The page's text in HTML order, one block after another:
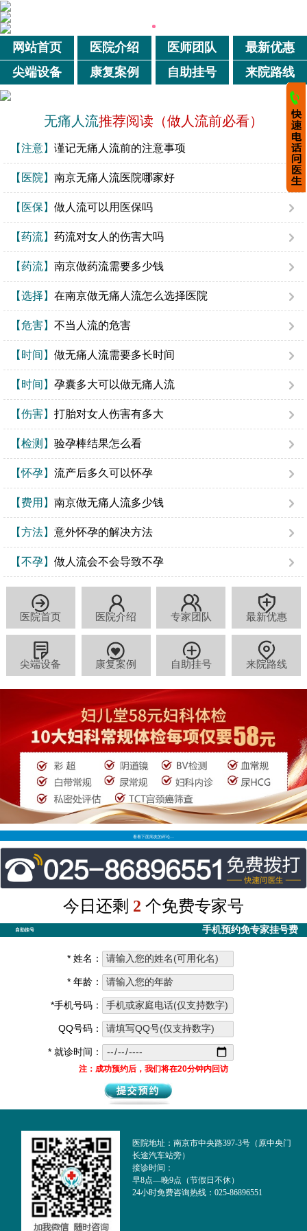
网站首页 医院介绍 医师团队
最新优惠
尖端设备
康复案例 自助挂号 来院路线
无痛人流推荐阅读（做人流前必看）
【注意】 谨记无痛人流前的注意事项
【医院】 南京无痛人流医院哪家好
【医保】 做人流可以用医保吗
【药流】 药流对女人的伤害大吗
【药流】 南京做药流需要多少钱
【选择】 在南京做无痛人流怎么选择医院
【危害】 不当人流的危害
【时间】 做无痛人流需要多长时间
【时间】 孕囊多大可以做无痛人流
【伤害】 打胎对女人伤害有多大
【检测】 验孕棒结果怎么看
【怀孕】 流产后多久可以怀孕
【费用】 南京做无痛人流多少钱
【方法】 意外怀孕的解决方法
【不孕】 做人流会不会导致不孕
医院首页 医院介绍 专家团队 最新优惠
尖端设备 康复案例 自助挂号 来院路线
看看下面病友的评论…
今日还剩 2 个免费专家号
自助挂号 手机预约免专家挂号费
* 姓名：
* 年龄：
*手机号码：
QQ号码：
* 就诊时间：
注：成功预约后，我们将在20分钟内回访
医院地址：南京市中央路397-3号（原中央门
长途汽车站旁）
接诊时间：
早8点—晚9点（节假日不休）
24小时免费咨询热线：025-86896551